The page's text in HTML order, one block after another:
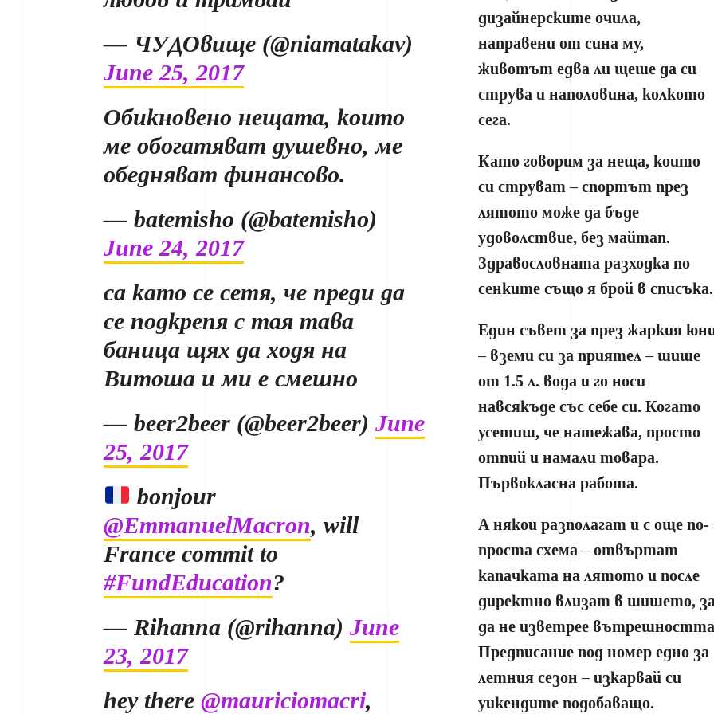
— ЧУДОвище (@niamatakav)
June 25, 2017
Обикновено нещата, които
ме обогатяват душевно, ме
обедняват финансово.
— batemisho (@batemisho)
June 24, 2017
са като се сетя, че преди да
се подкрепя с тая тава
баница щях да ходя на
Витоша и ми е смешно
— beer2beer (@beer2beer) June
25, 2017
bonjour
@EmmanuelMacron, will
France commit to
#FundEducation?
— Rihanna (@rihanna) June
23, 2017
hey there @mauriciomacri,
дизайнерските очила,
направени от сина му,
животът едва ли щеше да си
струва и наполовина, колкото
сега.
Като говорим за неща, които
си струват – спортът през
лятото може да бъде
удоволствие, без майтап.
Здравословната разходка по
сенките също я брой в списъка.
Един съвет за през жаркия
– вземи си за приятел – шише
от 1.5 л. вода и го носи
навсякъде със себе си. Когато
усетиш, че натежава, просто
отпий и намали товара.
Първокласна работа.
А някои разполагат и с още по-
проста схема – отвъртат
капачката на лятото и после
директно влизат в шишето,
да не изветрее
Предписание под номер едно за
летния сезон – изкарвай си
уикендите подобаващо.